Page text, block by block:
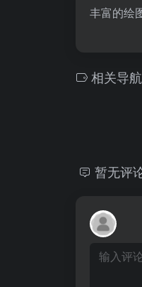
丰富的绘
相关导航
暂无评